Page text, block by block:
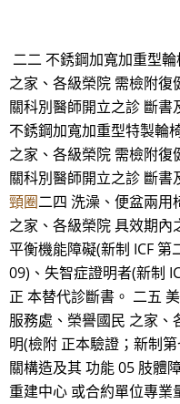
二二 不銹鋼加寬加重型
之家、各級榮院 需檢附
關科別醫師開立之診 斷書
不銹鋼加寬加重型特製輪
之家、各級榮院 需檢附
關科別醫師開立之診 斷書
頸圈二四 洗澡、便盆兩用
之家、各級榮院 具效期內
平衡機能障礙(新制 ICF 第
09)、失智症證明者(新制
正 本替代診斷書。 二五
服務處、榮譽國民 之家
明(檢附 正本驗證；新制
關構造及其 功能 05 肢體
重建中心 或合約單位專業